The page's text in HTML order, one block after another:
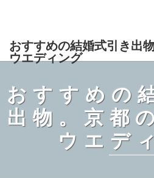
おすすめの結婚式引き出
ウエディング
おすすめの
出物。京都
ウエデ